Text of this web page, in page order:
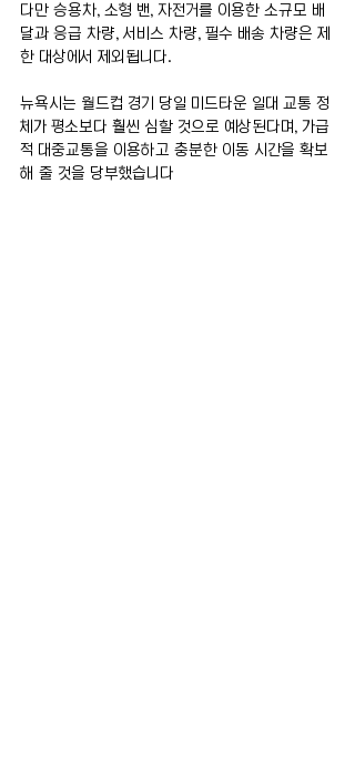
다만 승용차, 소형 밴, 자전거를 이용한 소규모 배
달과 응급 차량, 서비스 차량, 필수 배송 차량은 제
한 대상에서 제외됩니다.
뉴욕시는 월드컵 경기 당일 미드타운 일대 교통 정
체가 평소보다 훨씬 심할 것으로 예상된다며, 가급
적 대중교통을 이용하고 충분한 이동 시간을 확보
해 줄 것을 당부했습니다